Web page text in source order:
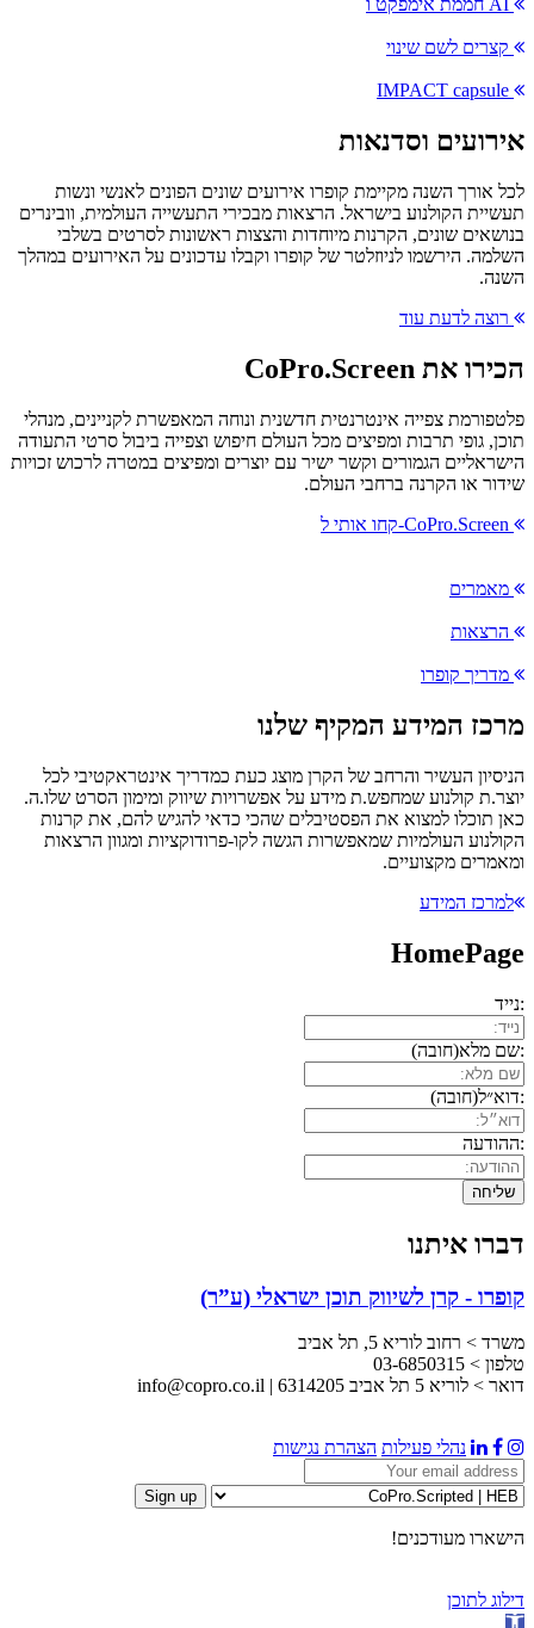
קצרים לשם שינוי
אירועים וסדנאות
לכל אורך השנה מקיימת קופרו אירועים שונים הפונים לאנשי ונשות
תעשיית הקולנוע בישראל. הרצאות מבכירי התעשייה העולמית, וובינרים
בנושאים שונים, הקרנות מיוחדות והצצות ראשונות לסרטים בשלבי
השלמה. הירשמו לניוזלטר של קופרו וקבלו עדכונים על האירועים במהלך
השנה.
רוצה לדעת עוד
הכירו את CoPro.Screen
פלטפורמת צפייה אינטרנטית חדשנית ונוחה המאפשרת לקניינים, מנהלי
תוכן, גופי תרבות ומפיצים מכל העולם חיפוש וצפייה ביבול סרטי התעודה
הישראליים הגמורים וקשר ישיר עם יוצרים ומפיצים במטרה לרכוש זכויות
שידור או הקרנה ברחבי העולם.
מאמרים
הרצאות
מדריך קופרו
מרכז המידע המקיף שלנו
הניסיון העשיר והרחב של הקרן מוצג כעת כמדריך אינטראקטיבי לכל
יוצר.ת קולנוע שמחפש.ת מידע על אפשרויות שיווק ומימון הסרט שלו.ה.
כאן תוכלו למצוא את הפסטיבלים שהכי כדאי להגיש להם, את קרנות
הקולנוע העולמיות שמאפשרות הגשה לקו-פרודוקציות ומגוון הרצאות
ומאמרים מקצועיים.
למרכז המידע
HomePage
:נייד
:שם מלא(חובה)
:דוא״ל(חובה)
:ההודעה
דברו איתנו
קופרו - קרן לשיווק תוכן ישראלי (ע”ר)
משרד > רחוב לוריא 5, תל אביב
טלפון > 03-6850315
דואר > לוריא 5 תל אביב 6314205 | info@copro.co.il
נהלי פעילות הצהרת נגישות
הישארו מעודכנים!
דילוג לתוכן
פתח